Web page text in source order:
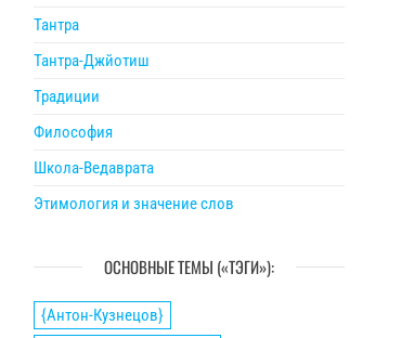
Тантра
Тантра-Джйотиш
Традиции
Философия
Школа-Ведаврата
Этимология и значение слов
ОСНОВНЫЕ ТЕМЫ («ТЭГИ»):
{Антон-Кузнецов}